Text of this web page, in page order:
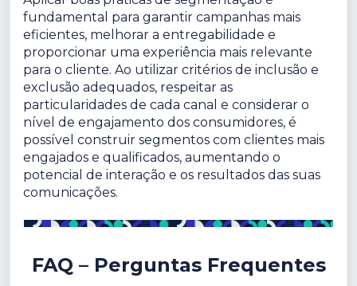
fundamental para garantir campanhas mais
eficientes, melhorar a entregabilidade e
proporcionar uma experiência mais relevante
para o cliente. Ao utilizar critérios de inclusão e
exclusão adequados, respeitar as
particularidades de cada canal e considerar o
nível de engajamento dos consumidores, é
possível construir segmentos com clientes mais
engajados e qualificados, aumentando o
potencial de interação e os resultados das suas
comunicações.
FAQ – Perguntas Frequentes